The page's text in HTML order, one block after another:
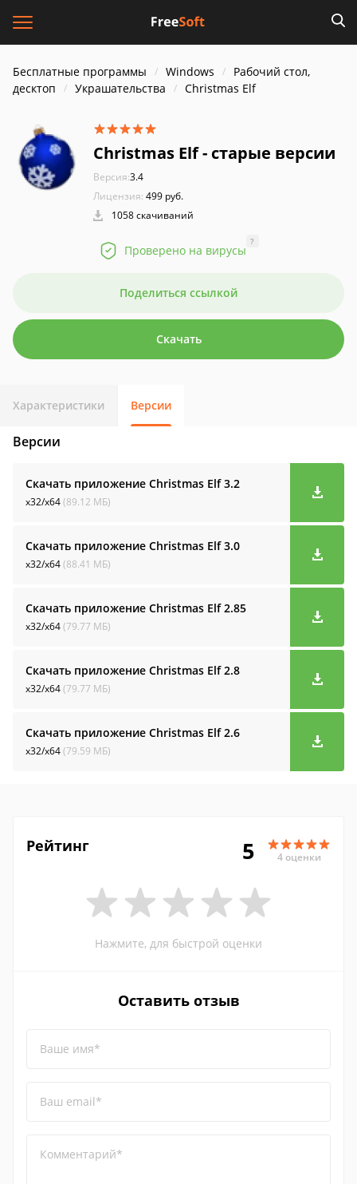
Бесплатные программы Windows
Рабочий стол,
десктоп
Украшательства Christmas Elf
Christmas Elf - старые версии
Версия:3.4
Лицензия: 499 руб.
1058 скачиваний
Проверено на вирусы
?
Поделиться ссылкой
Скачать
Характеристики Версии
Версии
Скачать приложение Christmas Elf3.2
x32/x64(89.12 МБ)
Скачать приложение Christmas Elf3.0
x32/x64(88.41 МБ)
Скачать приложение Christmas Elf2.85
x32/x64(79.77 МБ)
Скачать приложение Christmas Elf2.8
x32/x64(79.77 МБ)
Скачать приложение Christmas Elf2.6
x32/x64(79.59 МБ)
Рейтинг 5 4 оценки
Нажмите, для быстрой оценки
Оставить отзыв
Ваше имя*
Ваш email*
Комментарий*